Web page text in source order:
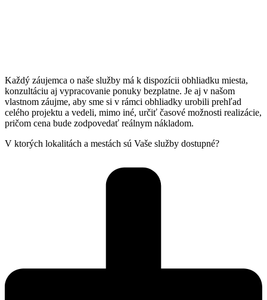
Každý záujemca o naše služby má k dispozícii obhliadku miesta,
konzultáciu aj vypracovanie ponuky bezplatne. Je aj v našom
vlastnom záujme, aby sme si v rámci obhliadky urobili prehľad
celého projektu a vedeli, mimo iné, určiť časové možnosti realizácie,
pričom cena bude zodpovedať reálnym nákladom.
V ktorých lokalitách a mestách sú Vaše služby dostupné?